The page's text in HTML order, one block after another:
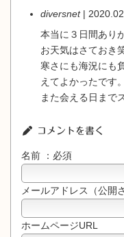
diversnet|
本当に３日間あり
お天気はさておき
寒さにも海況にも
えてよかったです。
また会える日まで
コメントを書く
名前 ：必須
メールアドレス（公開
ホームページURL